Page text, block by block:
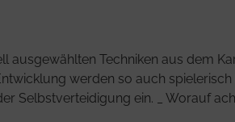
ausgewählten Techniken aus dem
werden so auch
Selbstverteidigung ein. _ Worauf